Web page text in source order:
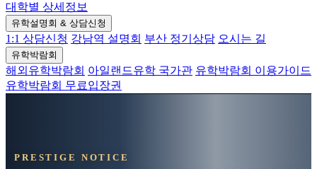
대학별 상세정보
유학설명회 & 상담신청
1:1 상담신청 강남역 설명회 부산 정기상담 오시는 길
유학박람회
해외유학박람회 아일랜드유학 국가관 유학박람회 이용가이드
유학박람회 무료입장권
PRESTIGE NOTICE